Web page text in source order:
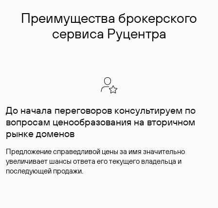
Преимущества брокерского
сервиса Руцентра
До начала переговоров консультируем по
вопросам ценообразования на вторичном
рынке доменов
Предложение справедливой цены за имя значительно
увеличивает шансы ответа его текущего владельца и
последующей продажи.